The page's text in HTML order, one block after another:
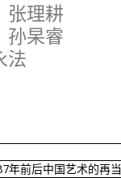
张理耕
孙杲睿
法
年前后中国艺术的再